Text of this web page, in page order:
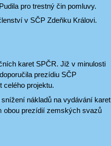
pro trestný čin pomluvy.
v SČP Zdeňku Královi.
karet SPČR. Již v minulosti
prezídiu SČP
celého projektu.
nákladů na vydávání karet
obou prezídií zemských svazů